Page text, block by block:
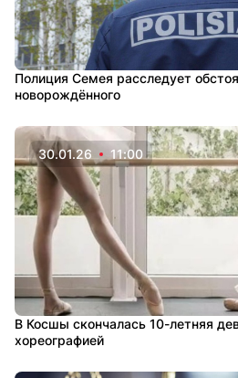
Полиция Семея расследует
новорождённого
30.01.26 11:00
В Косшы скончалась 10-летняя
хореографией